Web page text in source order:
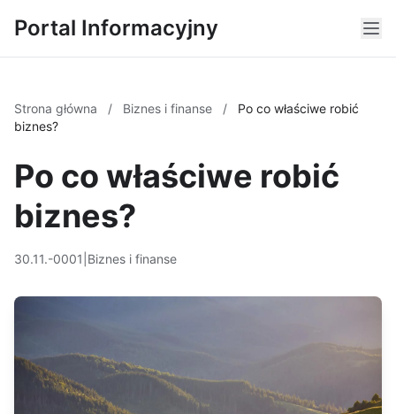
Portal Informacyjny
Strona główna / Biznes i finanse /
Po co właściwe robić
biznes?
Po co właściwe robić
biznes?
30.11.-0001 Biznes i finanse